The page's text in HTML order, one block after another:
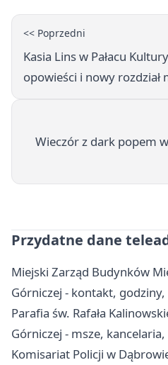
<< Poprzedni
Kasia Lins w Pałacu
opowieści i nowy rozdział
Wieczór z dark popem
Przydatne dane
Miejski Zarząd Budynków
Górniczej - kontakt, godziny,
Parafia św. Rafała
Górniczej - msze,
Komisariat Policji w